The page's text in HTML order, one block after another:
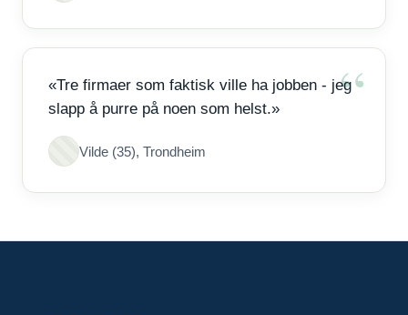
«Tre firmaer som faktisk ville ha jobben - jeg
slapp å purre på noen som helst.»
Vilde (35), Trondheim